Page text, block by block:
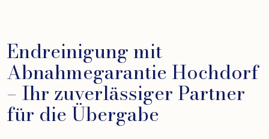
Endreinigung mit
Abnahmegarantie Hochdorf
– Ihr zuverlässiger Partner
für die Übergabe